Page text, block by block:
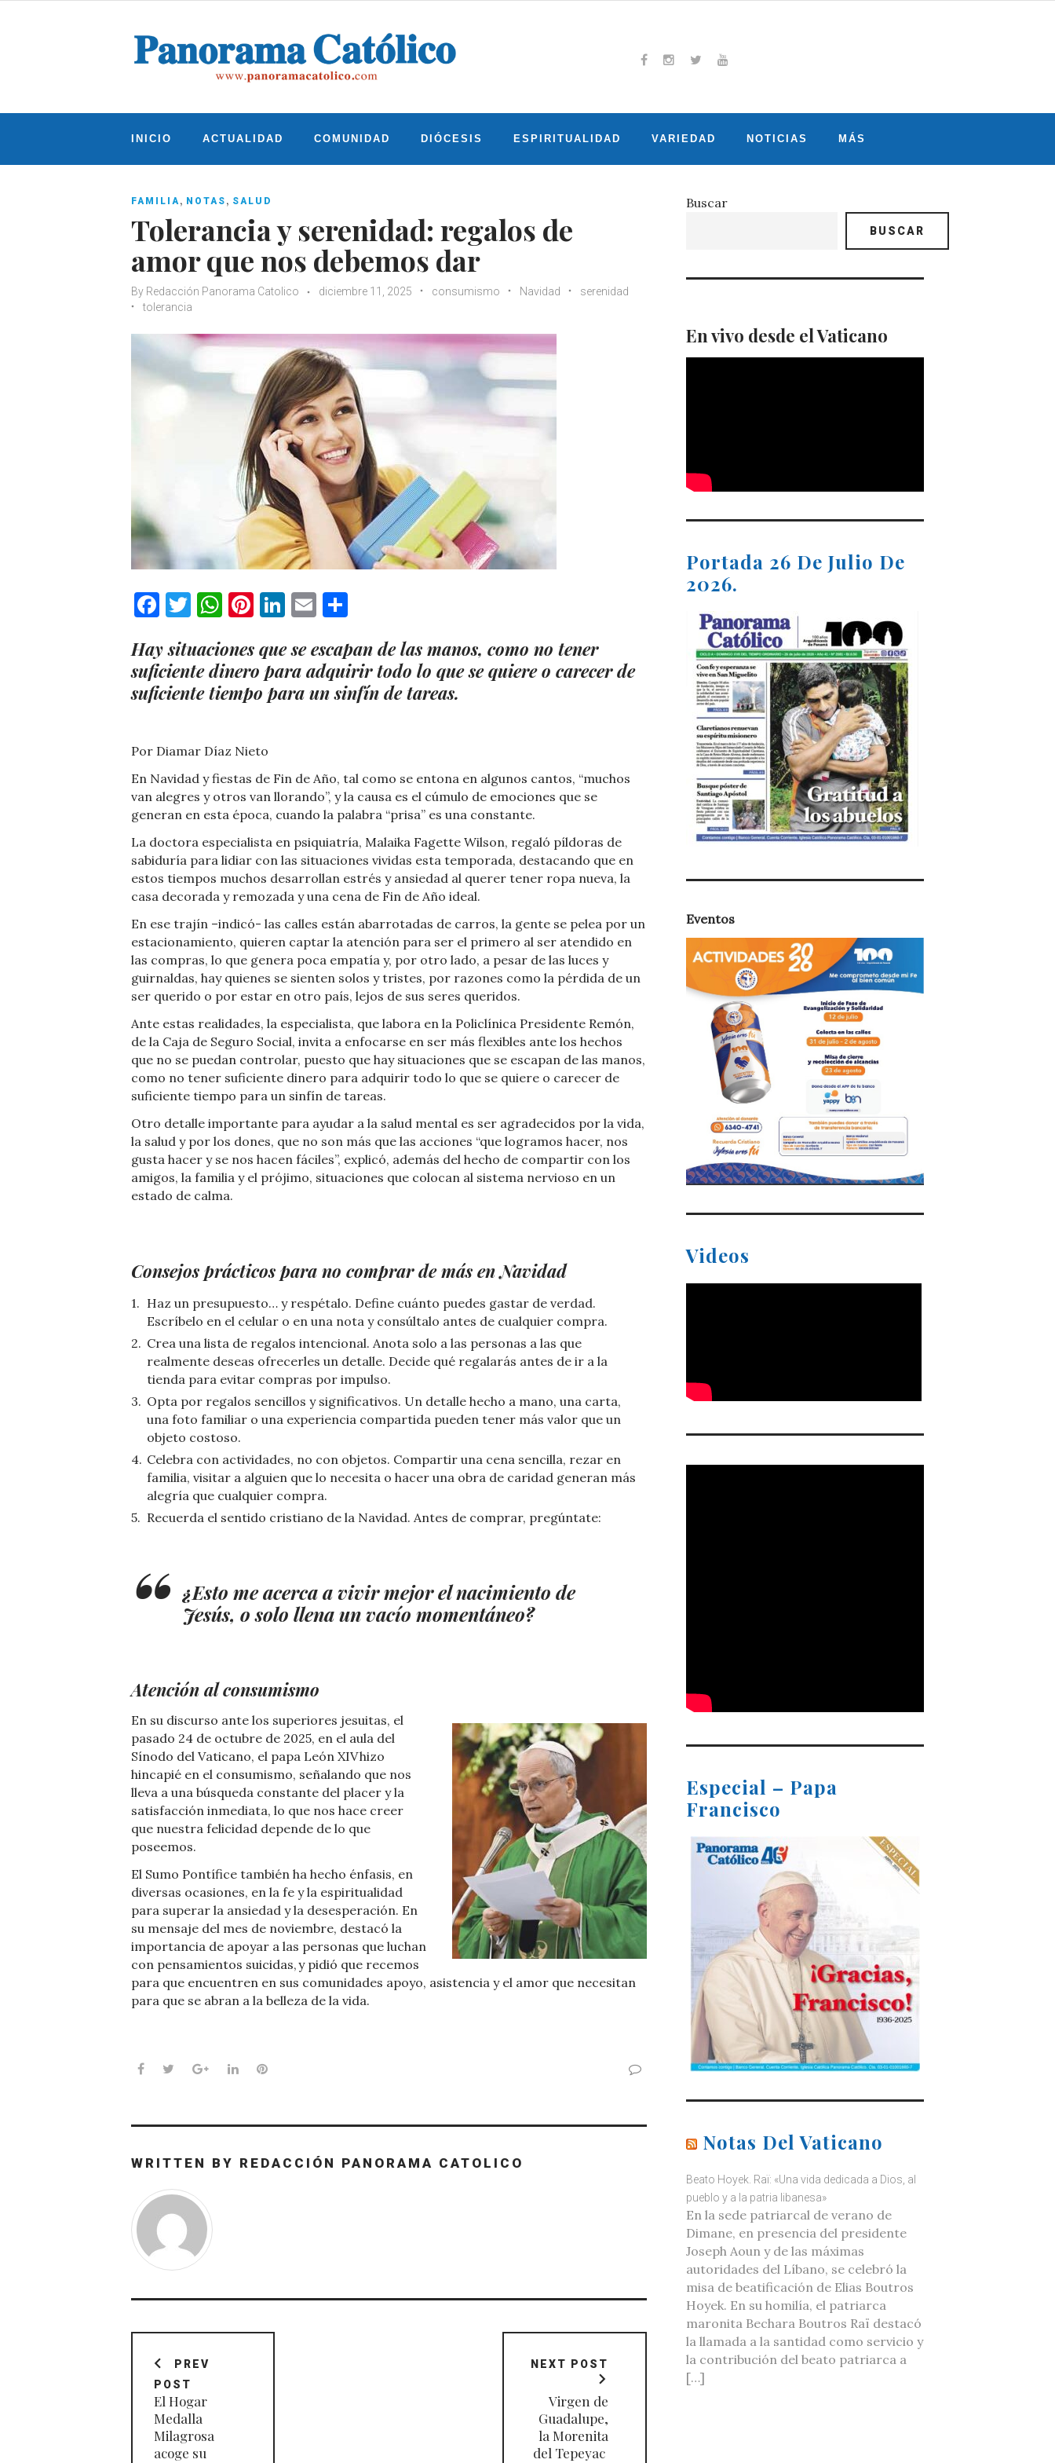
INICIO ACTUALIDAD COMUNIDAD DIÓCESIS ESPIRITUALIDAD VARIEDAD NOTICIAS MÁS
FAMILIA, NOTAS , SALUD
Tolerancia y serenidad: regalos de
amor que nos debemos dar
By Redacción Panorama Catolico diciembre 11, 2025 consumismo Navidad
serenidad
tolerancia
Facebook
Twitter
WhatsApp
Pinterest
LinkedIn
Email
Hay situaciones que se escapan de las manos, como no tener
suficiente dinero para adquirir todo lo que se quiere o carecer de
suficiente tiempo para un sinfín de tareas.
Por Diamar Díaz Nieto
En Navidad y fiestas de Fin de Año, tal como se entona en algunos cantos, “muchos
van alegres y otros van llorando”, y la causa es el cúmulo de emociones que se
generan en esta época, cuando la palabra “prisa” es una constante.
La doctora especialista en psiquiatría, Malaika Fagette Wilson, regaló píldoras de
sabiduría para lidiar con las situaciones vividas esta temporada, destacando que en
estos tiempos muchos desarrollan estrés y ansiedad al querer tener ropa nueva, la
casa decorada y remozada y una cena de Fin de Año ideal.
En ese trajín –indicó- las calles están abarrotadas de carros, la gente se pelea por un
estacionamiento, quieren captar la atención para ser el primero al ser atendido en
las compras, lo que genera poca empatía y, por otro lado, a pesar de las luces y
guirnaldas, hay quienes se sienten solos y tristes, por razones como la pérdida de un
ser querido o por estar en otro país, lejos de sus seres queridos.
Ante estas realidades, la especialista, que labora en la Policlínica Presidente Remón,
de la Caja de Seguro Social, invita a enfocarse en ser más flexibles ante los hechos
que no se puedan controlar, puesto que hay situaciones que se escapan de las manos,
como no tener suficiente dinero para adquirir todo lo que se quiere o carecer de
suficiente tiempo para un sinfín de tareas.
Otro detalle importante para ayudar a la salud mental es ser agradecidos por la vida,
la salud y por los dones, que no son más que las acciones “que logramos hacer, nos
gusta hacer y se nos hacen fáciles”, explicó, además del hecho de compartir con los
amigos, la familia y el prójimo, situaciones que colocan al sistema nervioso en un
estado de calma.
Consejos prácticos para no comprar de más en Navidad
Haz un presupuesto… y respétalo. Define cuánto puedes gastar de verdad.
Escríbelo en el celular o en una nota y consúltalo antes de cualquier compra.
Crea una lista de regalos intencional. Anota solo a las personas a las que
realmente deseas ofrecerles un detalle. Decide qué regalarás antes de ir a la
tienda para evitar compras por impulso.
Opta por regalos sencillos y significativos. Un detalle hecho a mano, una carta,
una foto familiar o una experiencia compartida pueden tener más valor que un
objeto costoso.
Celebra con actividades, no con objetos. Compartir una cena sencilla, rezar en
familia, visitar a alguien que lo necesita o hacer una obra de caridad generan más
alegría que cualquier compra.
Recuerda el sentido cristiano de la Navidad. Antes de comprar, pregúntate:
¿Esto me acerca a vivir mejor el nacimiento de
Jesús, o solo llena un vacío momentáneo?
Atención al consumismo
En su discurso ante los superiores jesuitas, el
pasado 24 de octubre de 2025, en el aula del
Sínodo del Vaticano, el papa León XIV hizo
hincapié en el consumismo, señalando que nos
lleva a una búsqueda constante del placer y la
satisfacción inmediata, lo que nos hace creer
que nuestra felicidad depende de lo que
poseemos.
El Sumo Pontífice también ha hecho énfasis, en
diversas ocasiones, en la fe y la espiritualidad
para superar la ansiedad y la desesperación. En
su mensaje del mes de noviembre, destacó la
importancia de apoyar a las personas que luchan
con pensamientos suicidas, y pidió que recemos
para que encuentren en sus comunidades apoyo, asistencia y el amor que necesitan
para que se abran a la belleza de la vida.
Facebook
TwitterGoogle+LinkedInPinterest
WRITTEN BY REDACCIÓN PANORAMA CATOLICO
de
entradas
PREV
POST
El Hogar
Medalla
Milagrosa
acoge su
NEXT POST
Virgen de
Guadalupe,
la Morenita
del Tepeyac
Buscar
BUSCAR
En vivo desde el Vaticano
Portada 26 De Julio De
2026.
Eventos
Videos
Especial – Papa
Francisco
Notas Del Vaticano
Beato Hoyek. Raï: «Una vida dedicada a Dios, al
pueblo y a la patria libanesa»
En la sede patriarcal de verano de
Dimane, en presencia del presidente
Joseph Aoun y de las máximas
autoridades del Líbano, se celebró la
misa de beatificación de Elias Boutros
Hoyek. En su homilía, el patriarca
maronita Bechara Boutros Raï destacó
la llamada a la santidad como servicio y
la contribución del beato patriarca a
[…]